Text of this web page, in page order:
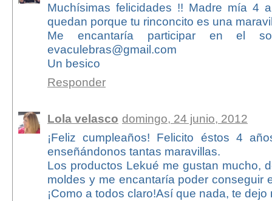
Muchísimas felicidades !! Madre mía 4
quedan porque tu rinconcito es una
Me encantaría participar en el
evaculebras@gmail.com
Un besico
Responder
Lola velasco domingo, 24 junio, 2012
¡Feliz cumpleaños! Felicito éstos 4
enseñándonos tantas maravillas.
Los productos Lekué me gustan mucho,
moldes y me encantaría poder conseguir
¡Como a todos claro!Así que nada, te dejo